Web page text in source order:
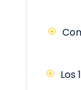
Los